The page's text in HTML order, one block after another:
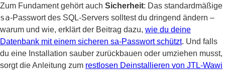
Zum Fundament gehört auch Sicherheit: Das standardmäßige
sa-Passwort des SQL-Servers solltest du dringend ändern –
warum und wie, erklärt der Beitrag dazu, wie du deine
Datenbank mit einem sicheren sa-Passwort schützt. Und falls
du eine Installation sauber zurückbauen oder umziehen musst,
sorgt die Anleitung zum restlosen Deinstallieren von JTL-Wawi